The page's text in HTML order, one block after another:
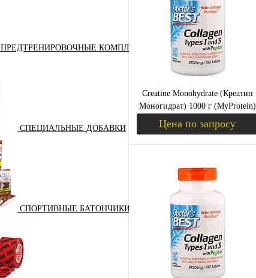
ПРЕДТРЕНИРОВОЧНЫЕ КОМПЛЕКСЫ
СПЕЦИАЛЬНЫЕ ДОБАВКИ
СПОРТИВНЫЕ БАТОНЧИКИ
В избранное
Недоступно
Creatine Monohydrate (Креатин
Моногидрат) 1000 г (MyProtein)
Цена по запросу
Купить в 1 клик
Сравнение
В избранное
Недоступно
лимон-лайм арбуз
нейтральный тропик